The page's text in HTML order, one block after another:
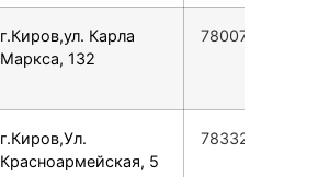
г.Киров,ул. Карла
Маркса, 132
78007753553
г.Киров,Ул.
Красноармейская, 5
78332433440